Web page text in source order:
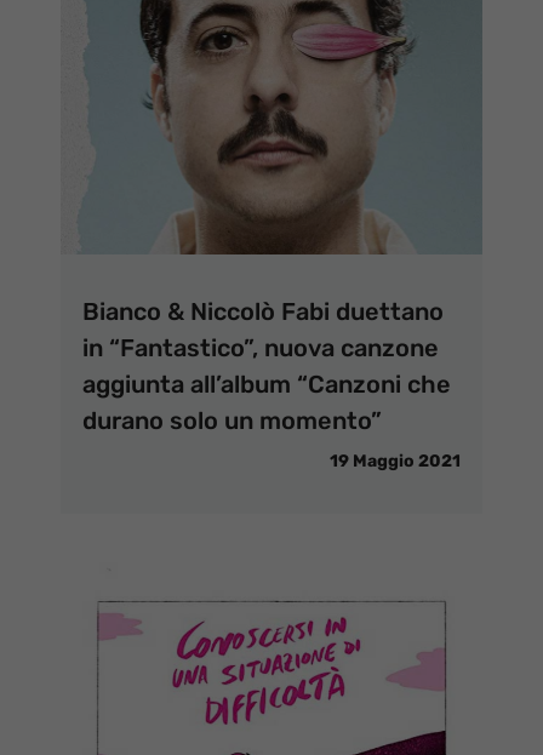
Bianco & Niccolò Fabi duettano
in “Fantastico”, nuova canzone
aggiunta all’album “Canzoni che
durano solo un momento”
19 Maggio 2021